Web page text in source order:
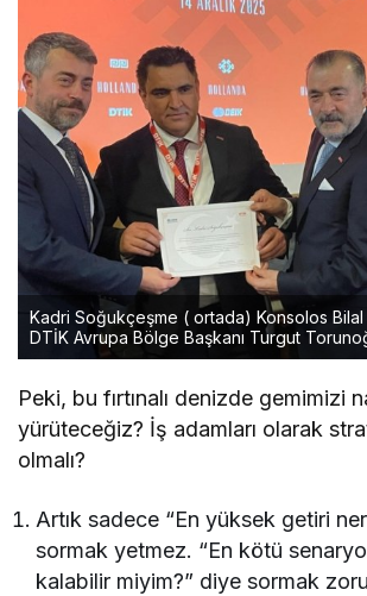
Kadri Soğukçeşme ( ortada) Konsolos
DTİK Avrupa Bölge Başkanı Turgut
Peki, bu fırtınalı denizde gemimizi
yürüteceğiz? İş adamları olarak
olmalı?
Artık sadece “En yüksek getiri
sormak yetmez. “En kötü
kalabilir miyim?” diye sormak